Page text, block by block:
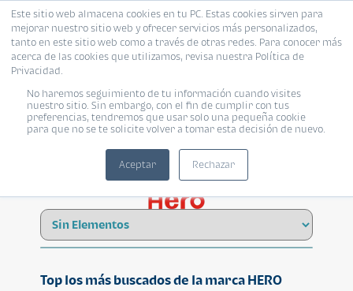
Este sitio web almacena cookies en tu PC. Estas cookies sirven para
mejorar nuestro sitio web y ofrecer servicios más personalizados,
tanto en este sitio web como a través de otras redes. Para conocer más
acerca de las cookies que utilizamos, revisa nuestra Política de
Privacidad.
No haremos seguimiento de tu información cuando visites
nuestro sitio. Sin embargo, con el fin de cumplir con tus
preferencias, tendremos que usar solo una pequeña cookie
para que no se te solicite volver a tomar esta decisión de nuevo.
Aceptar Rechazar
HERO
Top los más buscados de la marca HERO